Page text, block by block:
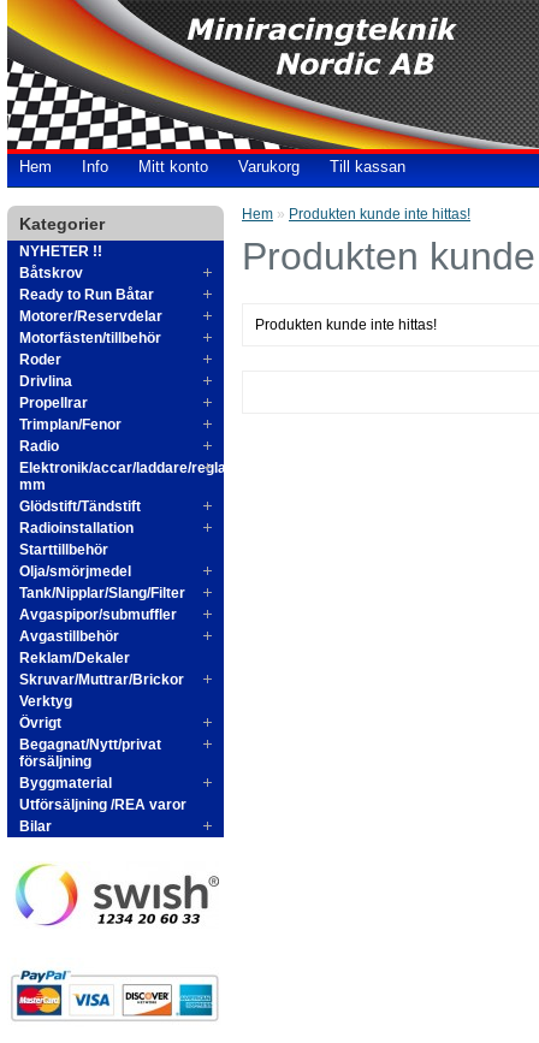
Hem Info Mitt konto Varukorg Till kassan
Kategorier
NYHETER !!
Båtskrov
Ready to Run Båtar
Motorer/Reservdelar
Motorfästen/tillbehör
Roder
Drivlina
Propellrar
Trimplan/Fenor
Radio
Elektronik/accar/laddare/reglage
mm
Glödstift/Tändstift
Radioinstallation
Starttillbehör
Olja/smörjmedel
Tank/Nipplar/Slang/Filter
Avgaspipor/submuffler
Avgastillbehör
Reklam/Dekaler
Skruvar/Muttrar/Brickor
Verktyg
Övrigt
Begagnat/Nytt/privat
försäljning
Byggmaterial
Utförsäljning /REA varor
Bilar
Hem » Produkten kunde inte hittas!
Produkten
Produkten kunde inte hittas!